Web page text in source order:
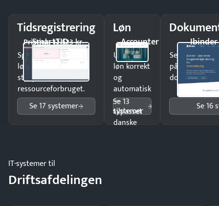
Tidsregistrering
SmartTID
Pristjek: 12.523 kr
Spar tid på
lønberegning og få
styr på
ressourceforbruget.
Se 17 systemer
Løn
Accounter
Udbetal
løn korrekt
og
automatisk
—
tilpasset
danske
Se 13
systemer
Ibinder
Send
på minutter
dokumenter.
Se 16
IT-systemer til
Driftsafdelingen